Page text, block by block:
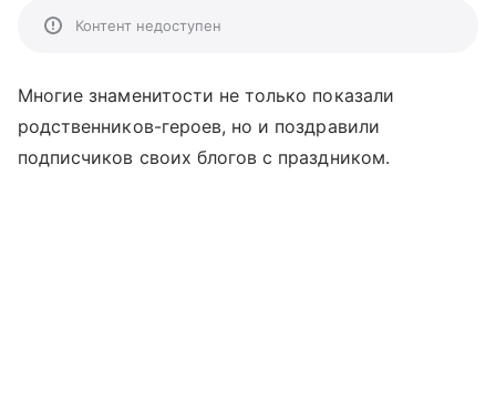
Контент недоступен
Многие знаменитости не только показали
родственников-героев, но и поздравили
подписчиков своих блогов с праздником.